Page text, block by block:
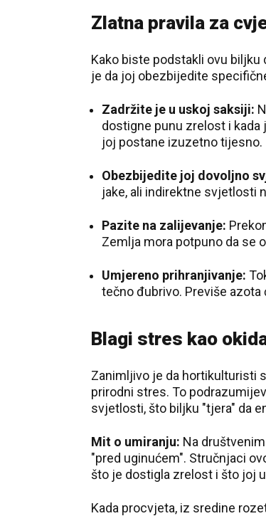
Zlatna pravila za
Kako biste podstakli ovu
je da joj obezbijedite
Zadržite je u uskoj saksiji:
dostigne punu zrelost i
joj postane izuzetno tijesno.
Obezbijedite joj dovoljno
jake, ali indirektne svjetlosti
Pazite na zalijevanje:
Zemlja mora potpuno da se
Umjereno prihranjivanje:
tečno đubrivo. Previše
Blagi stres kao
Zanimljivo je da hortikulturisti
prirodni stres. To
svjetlosti, što biljku "tjera" da
Mit o umiranju: Na
"pred uginućem". Stručnjaci
što je dostigla zrelost i što joj
Kada procvjeta, iz sredine